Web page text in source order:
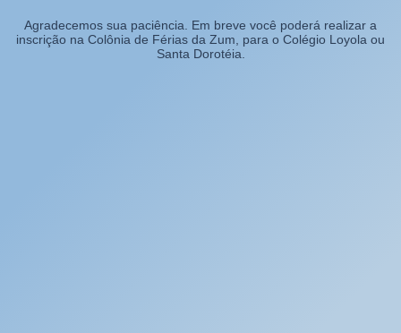
Agradecemos sua paciência. Em breve você poderá realizar a
inscrição na Colônia de Férias da Zum, para o Colégio Loyola ou
Santa Dorotéia.